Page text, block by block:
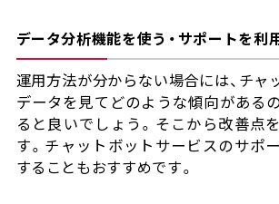
データ分析機能を使う・サポートを利
運用方法が分からない場合には、チャ
データを見てどのような傾向がある
ると良いでしょう。そこから改善点
す。チャットボットサービスのサポ
することもおすすめです。